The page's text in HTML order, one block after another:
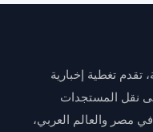
تغطية إخبارية
نقل المستجدات
في مصر والعالم العربي،